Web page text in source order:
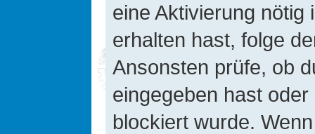
eine Aktivierung nötig
erhalten hast, folge
Ansonsten prüfe, ob
eingegeben hast
blockiert wurde.